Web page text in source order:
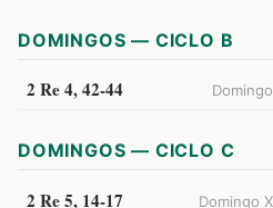
DOMINGOS — CICLO B
2 Re 4, 42-44
DOMINGOS — CICLO C
2 Re 5, 14-17 Domingo